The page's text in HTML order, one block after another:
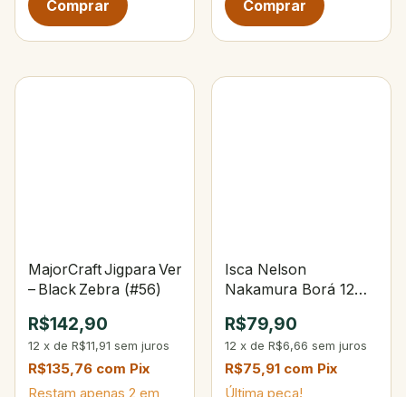
MajorCraft Jigpara Vertical Long Slow 100 g
– Black Zebra (#56)
R$142,90
12 x de R$11,91 sem juros
R$135,76 com Pix
Restam apenas 2 em
Isca Nelson
Nakamura Borá 12
R$79,90
12 x de R$6,66 sem juros
R$75,91 com Pix
Última peça!